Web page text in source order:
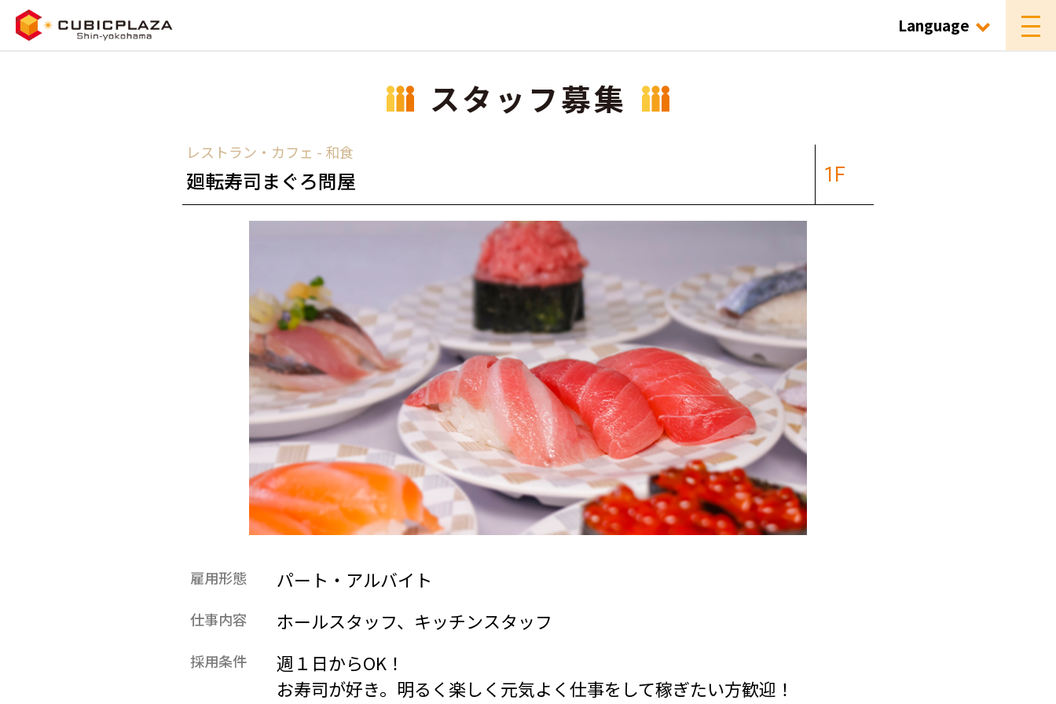
Language
スタッフ募集
レストラン・カフェ - 和食
1F
廻転寿司まぐろ問屋
雇用形態 パート・アルバイト
仕事内容 ホールスタッフ、キッチンスタッフ
採用条件
週１日からOK！
お寿司が好き。明るく楽しく元気よく仕事をして稼ぎたい方歓迎！